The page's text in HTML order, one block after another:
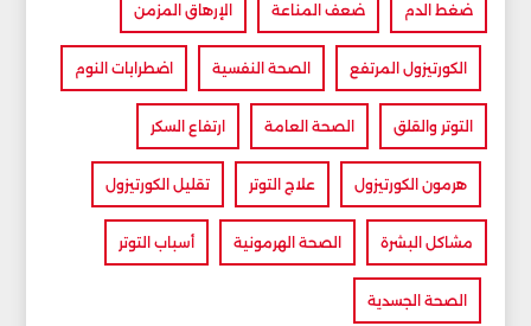
ضغط الدم ضعف المناعة الإرهاق المزمن
الكورتيزول المرتفع الصحة النفسية اضطرابات النوم
التوتر والقلق الصحة العامة ارتفاع السكر
هرمون الكورتيزول علاج التوتر تقليل الكورتيزول
مشاكل البشرة الصحة الهرمونية أسباب التوتر
الصحة الجسدية